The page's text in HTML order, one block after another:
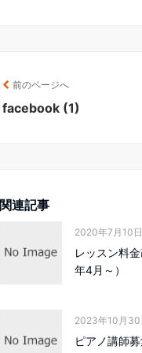
前のページへ
facebook (1)
関連記事
2020年7月10日
レッスン料
年4月～）
2023年10月30
ピアノ講師募